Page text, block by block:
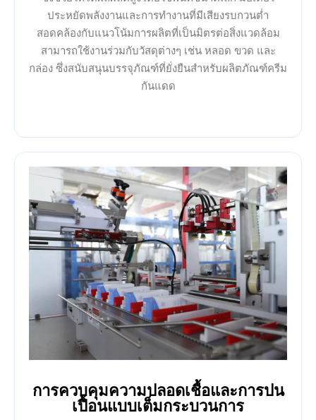
ประหยัดพลังงานและการทำงานที่มีเสียงรบกวนต่ำ
สอดคล้องกับแนวโน้มการผลิตที่เป็นมิตรต่อสิ่งแวดล้อม
สามารถใช้งานร่วมกับวัสดุต่างๆ เช่น หลอด ขวด และ
กล่อง ซึ่งสนับสนุนบรรจุภัณฑ์ที่ยั่งยืนสำหรับผลิตภัณฑ์ครีม
กันแดด
การควบคุมความปลอดเชื้อและการปน
เปื้อนแบบเต็มกระบวนการ